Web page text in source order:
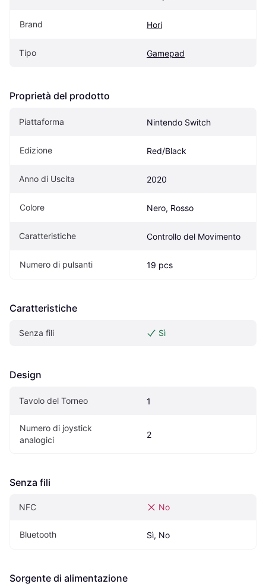
Brand Hori
Tipo Gamepad
Proprietà del prodotto
Piattaforma Nintendo Switch
Edizione Red/Black
Anno di Uscita 2020
Colore Nero, Rosso
Caratteristiche Controllo del Movimento
Numero di pulsanti 19 pcs
Caratteristiche
Senza fili Sì
Design
Tavolo del Torneo 1
Numero di joystick
analogici
2
Senza fili
NFC No
Bluetooth Sì, No
Sorgente di alimentazione